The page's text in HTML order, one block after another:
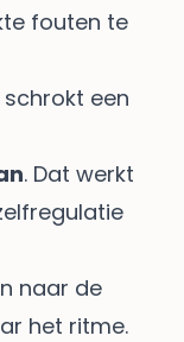
fouten te
schrokt een
. Dat werkt
naar de
het ritme.